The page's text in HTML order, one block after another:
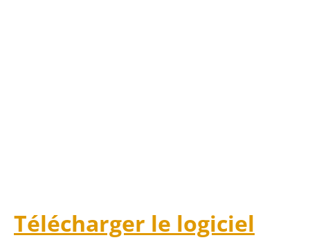
Télécharger le logiciel